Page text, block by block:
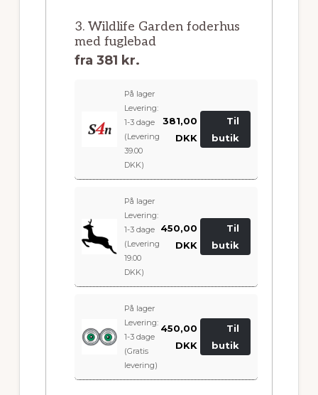
3. Wildlife Garden foderhus
med fuglebad
fra 381 kr.
På lager
Levering:
1-3 dage
(Levering
39.00
DKK)
381,00
DKK
Til
butik
På lager
Levering:
1-3 dage
(Levering
19.00
DKK)
450,00
DKK
Til
butik
På lager
Levering:
1-3 dage
(Gratis
levering)
450,00
DKK
Til
butik